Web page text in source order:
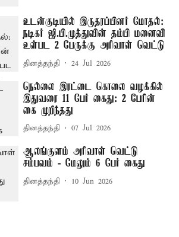
உடன்குடியில் இருதரப்பினர் மோதல்:
நடிகர் ஜி.பி.முத்துவின் தம்பி மனைவி
உள்பட 2 பேருக்கு அரிவாள் வெட்டு
தினத்தந்தி 24 Jul 2026
நெல்லை இரட்டை கொலை வழக்கில்
இதுவரை 11 பேர் கைது: 2 பேரின்
கை முறிந்தது
தினத்தந்தி 07 Jul 2026
ஆலங்குளம் அரிவாள் வெட்டு
சம்பவம் - மேலும் 6 பேர் கைது
தினத்தந்தி 10 Jun 2026